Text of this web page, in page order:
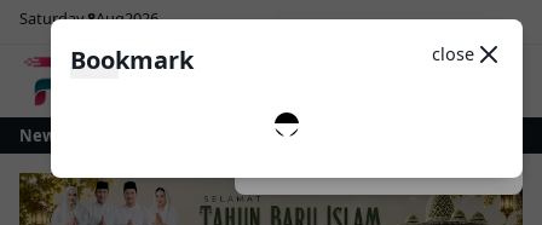
Saturday8Aug2026
Light
News Gelontorkan Rp1 Miliar untuk Revitalisasi Alun-Alun Paloko
Bookmark close